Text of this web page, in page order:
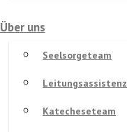
Über uns
Seelsorgeteam
Leitungsassistenz
Katecheseteam